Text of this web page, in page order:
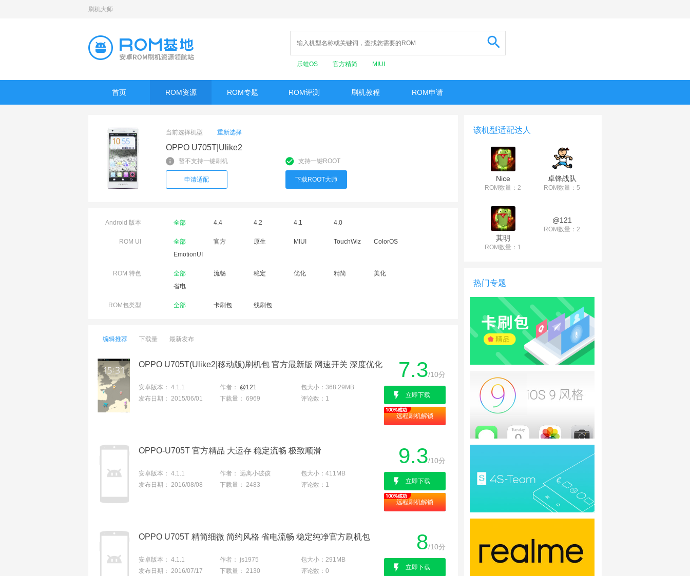
刷机大师
乐蛙OS 官方精简 MIUI
首页 ROM资源 ROM专题 ROM评测 刷机教程 ROM申请
当前选择机型 重新选择
OPPO U705T|Ulike2
暂不支持一键刷机
申请适配
支持一键ROOT
下载ROOT大师
Android 版本 全部 4.4 4.2 4.1 4.0
ROM UI 全部 官方 原生 MIUI TouchWiz
ColorOS
EmotionUI
ROM 特色 全部 流畅 稳定 优化 精简
美化
省电
ROM包类型 全部 卡刷包 线刷包
编辑推荐 下载量 最新发布
OPPO U705T(Ulike2|移动版)刷机包 官方最新版 网速开关 深度优化
安卓版本： 4.1.1 作者： @121 包大小： 368.29MB
发布日期： 2015/06/01 下载量： 6969 评论数： 1
7.3/10分
立即下载
远程刷机解锁
OPPO-U705T 官方精品 大运存 稳定流畅 极致顺滑
安卓版本： 4.1.1 作者： 远离小破孩 包大小： 411MB
发布日期： 2016/08/08 下载量： 2483 评论数： 1
9.3/10分
立即下载
远程刷机解锁
OPPO U705T 精简细微 简约风格 省电流畅 稳定纯净官方刷机包
安卓版本： 4.1.1 作者： js1975 包大小： 291MB
发布日期： 2016/07/17 下载量： 2130 评论数： 0
8/10分
立即下载
该机型适配达人
Nice
ROM数量：2
卓锋战队
ROM数量：5
其明
ROM数量：1
@121
ROM数量：2
热门专题